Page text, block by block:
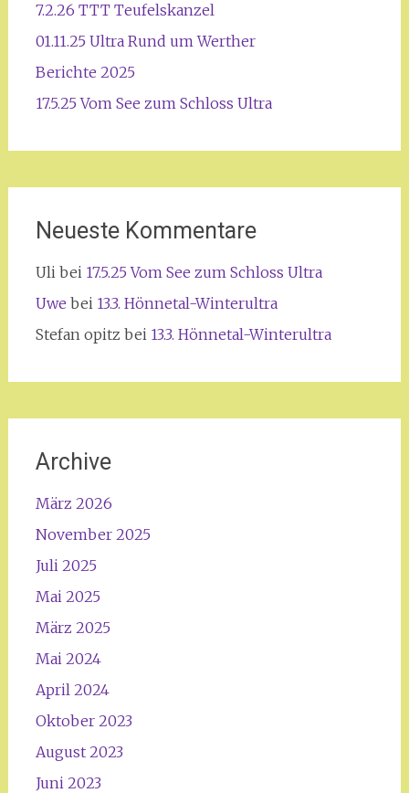
7.2.26 TTT Teufelskanzel
01.11.25 Ultra Rund um Werther
Berichte 2025
17.5.25 Vom See zum Schloss Ultra
Neueste Kommentare
Ulibei 17.5.25 Vom See zum Schloss Ultra
Uwe bei 13.3. Hönnetal-Winterultra
Stefan opitz bei 13.3. Hönnetal-Winterultra
Archive
März 2026
November 2025
Juli 2025
Mai 2025
März 2025
Mai 2024
April 2024
Oktober 2023
August 2023
Juni 2023